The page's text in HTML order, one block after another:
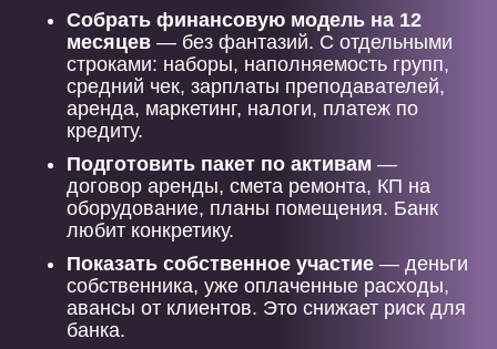
Собрать финансовую модель на 12
месяцев — без фантазий. С отдельными
строками: наборы, наполняемость групп,
средний чек, зарплаты преподавателей,
аренда, маркетинг, налоги, платеж по
кредиту.
Подготовить пакет по активам —
договор аренды, смета ремонта, КП на
оборудование, планы помещения. Банк
любит конкретику.
Показать собственное участие — деньги
собственника, уже оплаченные расходы,
авансы от клиентов. Это снижает риск для
банка.